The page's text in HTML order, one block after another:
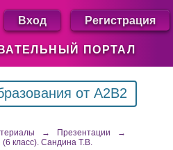
ПОРТАЛ
Вход Регистрация
от A2B2
→ Презентации
→
класс). Сандина Т.В.